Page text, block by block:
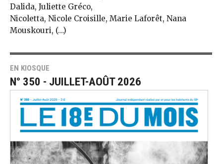
Dalida, Juliette Gréco,
Nicoletta, Nicole Croisille, Marie Laforêt, Nana
Mouskouri, (…)
EN KIOSQUE
N° 350 - JUILLET-AOÛT 2026